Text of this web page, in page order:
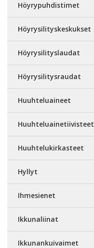
Höyrypuhdistimet
Höyrysilityskeskukset
Höyrysilityslaudat
Höyrysilitysraudat
Huuhteluaineet
Huuhteluainetiivisteet
Huuhtelukirkasteet
Hyllyt
Ihmesienet
Ikkunaliinat
Ikkunankuivaimet